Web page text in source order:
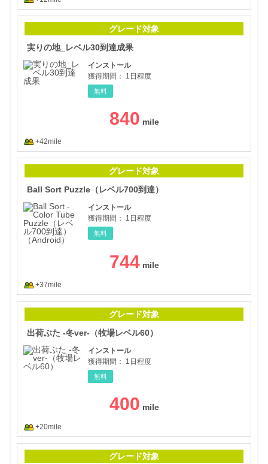
グレード対象
実りの地_レベル30到達成果
インストール
獲得期間：
1日程度
無料
840
+42mile
グレード対象
Ball Sort Puzzle（レベル700到達）
インストール
獲得期間：
1日程度
無料
744
+37mile
グレード対象
出荷ぶた -冬ver-（牧場レベル60）
インストール
獲得期間：
1日程度
無料
400
+20mile
グレード対象